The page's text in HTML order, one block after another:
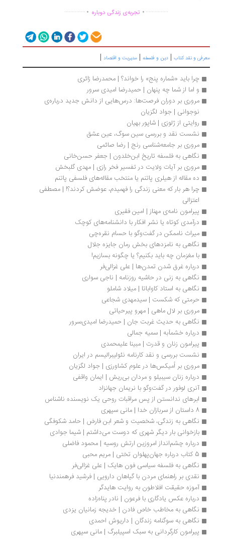
...............
. تجربه‌ی زندگی دوباره.
..............
و نقد کتاب|دین و فلسفه|مدیریت و اقتصاد|
چرا باید «شماره پنج» را خواند؟ | محمدرضا زائری
و اما از شما چه پنهان | حمیدرضا امیدی سرور
مروری بر دوران فرصت‌ها: درس‌هایی از دانش جدید درباره‌ی
نوجوانی | جواد لگزیان
روایتی از ژلوزی | شاپور بهیان
نشست نقد و بررسی سین سوگ، عین عشق
مروری بر جامعه‌شناسی رنج | رضا صائمی
نگاهی به فلسفه تاریخ ابن‌خلدون | جعفر حسن‌خانی
مروری بر آیات ولایت در تفسیر فخر رازی | مهدی گلبخش
ده مقاله از هیلری پاتنم یا منتخب مقاله‌های فلسفی پاتنم
چرا هر بار که معنی زندگی را فهمیدم، عوضش کردند؟! | مصطفی
پیرامون نامه‌ی مهناز | امین فقیری
درآمدی کوتاه یا نشر افکار با دانشنامه‌های کوچک
میراث ناممکن در گفت‌وگو با حسام نقره‌چی
نگاهی به نامزدهای بخش رمان جایزه جلال
با مغزمان چه باید بکنیم؟ یا چگونه بسازیم!
درباره غرق شدن تمدن‌ها | علی غزالی‌فر
نگاهی به زنی در حاشیه روزنامه | ناجی سواری
نگاهی به استاد کاواباتا | میلاد شاملو
حرمتی که شکست | سیدمهدی شجاعی
مروری بر لال ماهی | مهرو پیرحیاتی
نگاهی به حدیث غربت جان | حمیدرضا امیدی‌سرور
درباره خشمآبه | سمیه جمالی
پیرامون زنان و قدرت | مبینا علیمحمدی
نشست بررسی و نقد کارنامه نئولیبرالیسم در ایران
مروری بر اُمیکس‌ها در علوم کشاورزی | جواد لگزیان
درباره زنان سیبیلو و مردان بی‌ریش | ایمان واقفی
آنری لوفور در گفت‌وگو با نریمان جهانزاد
ابرهای ندانستن از پس مراقبات روحی یک نویسنده ناشناس
نگاهی به زندگی، شخصیت و شعر ابن‌ فارض | حامد شکوفگی
بازخوانی بار دیگر شهری که دوست می‌داشتم | شیما جوادی
درباره چشم‌انداز امروزین ارتش روسیه | محمود فاضلی
نگاهی به فلسفه سیاسی فون هایک | علی غزالی‌فر
نقدی بر راهنمای مردن با گیاهان دارویی | فرشید فرهمندنیا
آموزه حقیقت افلاطون به روایت هایدگر
درباره عکس یادگاری با فرعون | نادر پناه‌زاده
نگاهی به مخاطب خاص فادن | خدیجه زمانیان یزدی
نگاهی به سوگنامه زندگان | داریوش احمدی
پیرامون کارگردانی به سبک اسپیلبرگ | مانی سپهری